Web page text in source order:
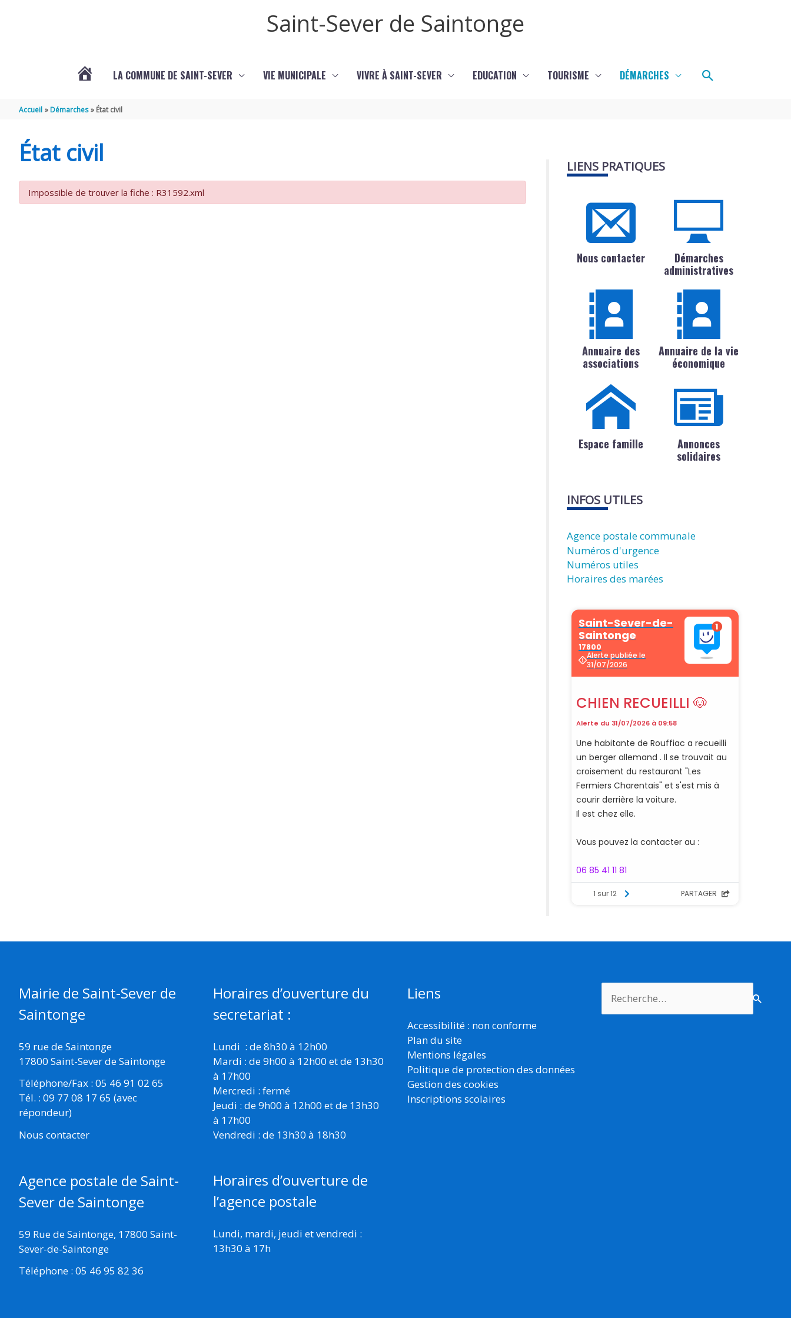
Saint-Sever de Saintonge
SEVER
LA COMMUNE DE SAINT-SEVER VIE MUNICIPALE VIVRE À SAINT-SEVER EDUCATION TOURISME DÉMARCHES Rechercher
Accueil Démarches État civil
État civil
Impossible de trouver la fiche : R31592.xml
LIENS PRATIQUES
Nous contacter
Démarches
administratives
Annuaire des
associations
Annuaire de la vie
économique
Espace famille
Annonces
solidaires
INFOS UTILES
Agence postale communale
Numéros d'urgence
Numéros utiles
Horaires des marées
Mairie de Saint-Sever de
Saintonge
59 rue de Saintonge
17800 Saint-Sever de Saintonge
Téléphone/Fax : 05 46 91 02 65
Tél. : 09 77 08 17 65 (avec
répondeur)
Nous contacter
Agence postale de Saint-
Sever de Saintonge
59 Rue de Saintonge, 17800 Saint-
Sever-de-Saintonge
Téléphone : 05 46 95 82 36
Horaires d’ouverture du
secretariat :
Lundi : de 8h30 à 12h00
Mardi : de 9h00 à 12h00 et de 13h30
à 17h00
Mercredi : fermé
Jeudi : de 9h00 à 12h00 et de 13h30
à 17h00
Vendredi : de 13h30 à 18h30
Horaires d’ouverture de
l’agence postale
Lundi, mardi, jeudi et vendredi :
13h30 à 17h
Liens
Accessibilité : non conforme
Plan du site
Mentions légales
Politique de protection des données
Gestion des cookies
Inscriptions scolaires